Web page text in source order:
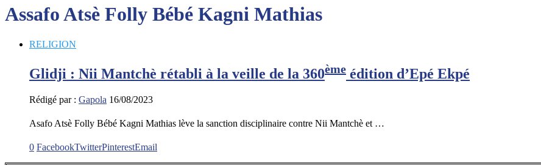
Assafo Atsè Folly Bébé Kagni Mathias
RELIGION
Glidji : Nii Mantchè rétabli à la veille de la 360ème édition d’Epé Ekpé
Rédigé par : Gapola 16/08/2023
Asafo Atsè Folly Bébé Kagni Mathias lève la sanction disciplinaire contre Nii Mantchè et …
0 FacebookTwitterPinterestEmail